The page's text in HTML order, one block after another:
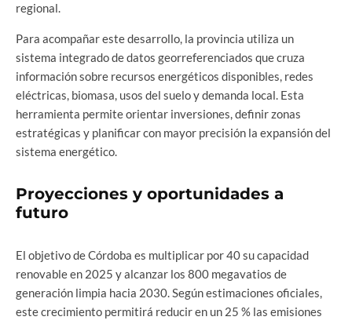
regional.
Para acompañar este desarrollo, la provincia utiliza un
sistema integrado de datos georreferenciados que cruza
información sobre recursos energéticos disponibles, redes
eléctricas, biomasa, usos del suelo y demanda local. Esta
herramienta permite orientar inversiones, definir zonas
estratégicas y planificar con mayor precisión la expansión del
sistema energético.
Proyecciones y oportunidades a
futuro
El objetivo de Córdoba es multiplicar por 40 su capacidad
renovable en 2025 y alcanzar los 800 megavatios de
generación limpia hacia 2030. Según estimaciones oficiales,
este crecimiento permitirá reducir en un 25 % las emisiones